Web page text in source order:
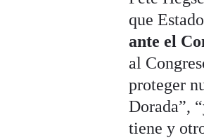
que
ante el
al
proteger
Dorada”,
tiene y